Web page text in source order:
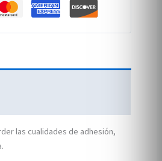
las cualidades de adhesión,